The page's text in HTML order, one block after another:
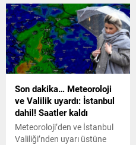
büyüyerek yanda bulunan
binaya sıçradı. Çevre
ilçelerden sevk edilen itfaiye
ekiplerinin müdahalesi ile
yangın güçlükle söndürüldü.
Yangın başladığında binada
bulunan bir kişinin
dumandan etkilendiği
öğrenildi.
Son dakika… Meteoroloji
ve Valilik uyardı: İstanbul
dahil! Saatler kaldı
Meteoroloji’den ve İstanbul
Valiliği’nden uyarı üstüne